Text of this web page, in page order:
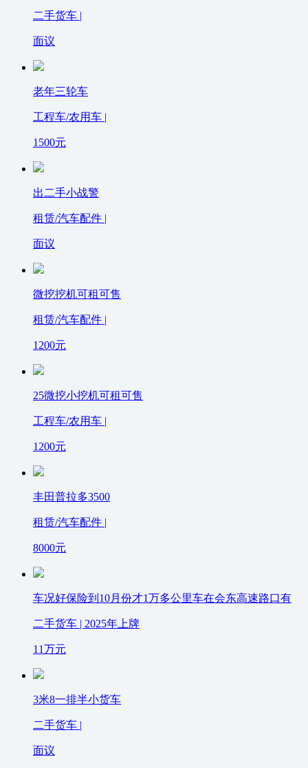
二手货车 |
面议
老年三轮车
工程车/农用车 |
1500元
出二手小战警
租赁/汽车配件 |
面议
微挖挖机可租可售
租赁/汽车配件 |
1200元
25微挖小挖机可租可售
工程车/农用车 |
1200元
丰田普拉多3500
租赁/汽车配件 |
8000元
车况好保险到10月份才1万多公里车在会东高速路口有
二手货车 | 2025年上牌
11万元
3米8一排半小货车
二手货车 |
面议